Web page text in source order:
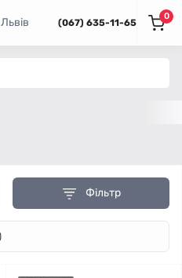
Львів (067) 635-11-65
0
Фільтр